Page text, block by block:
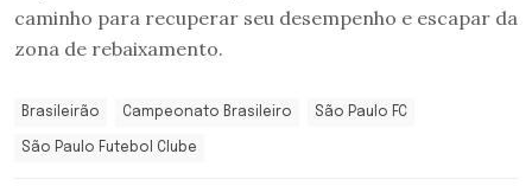
caminho para recuperar seu desempenho e escapar da
zona de rebaixamento.
Brasileirão Campeonato Brasileiro São Paulo FC
São Paulo Futebol Clube